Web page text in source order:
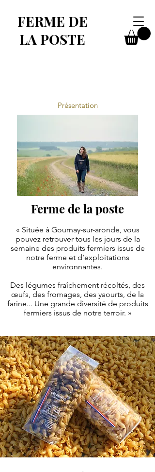
FERME DE
LA POSTE
Présentation
Ferme de la poste
« Située à Gournay-sur-aronde, vous
pouvez retrouver tous les jours de la
semaine des produits fermiers issus de
notre ferme et d’exploitations
environnantes.
Des légumes fraîchement récoltés, des
œufs, des fromages, des yaourts, de la
farine... Une grande diversité de produits
fermiers issus de notre terroir. »